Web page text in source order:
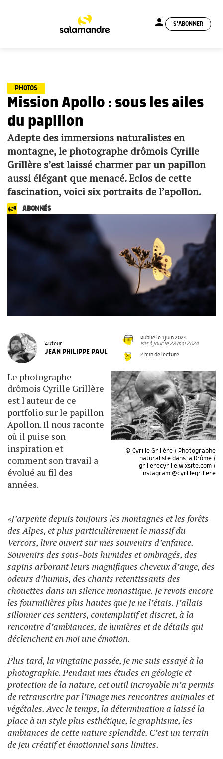
person S'ABONNER
PHOTOS
Mission Apollo : sous les ailes
du papillon
Adepte des immersions naturalistes en
montagne, le photographe drômois Cyrille
Grillère s’est laissé charmer par un papillon
aussi élégant que menacé. Eclos de cette
fascination, voici six portraits de l’apollon.
ABONNÉS
Auteur
JEAN PHILIPPE PAUL
Publié le 1 juin 2024
Mis à jour le 28 mai 2024
2 min de lecture
© Cyrille Grillère / Photographe
naturaliste dans la Drôme /
grillerecyrille.wixsite.com /
Instagram @cyrillegrillere
Le photographe
drômois Cyrille Grillère
est l'auteur de ce
portfolio sur le papillon
Apollon. Il nous raconte
où il puise son
inspiration et
comment son travail a
évolué au fil des
années.
«J’arpente depuis toujours les montagnes et les forêts
des Alpes, et plus particulièrement le massif du
Vercors, livre ouvert sur mes souvenirs d’enfance.
Souvenirs des sous-bois humides et ombragés, des
sapins arborant leurs magnifiques cheveux d’ange, des
odeurs d’humus, des chants retentissants des
chouettes dans un silence monastique. Je revois encore
les fourmilières plus hautes que je ne l’étais. J’allais
sillonner ces sentiers, contemplatif et discret, à la
rencontre d’ambiances, de lumières et de détails qui
déclenchent en moi une émotion.
Plus tard, la vingtaine passée, je me suis essayé à la
photographie. Pendant mes études en géologie et
protection de la nature, cet outil incroyable m’a permis
de retranscrire par l’image mes rencontres animales et
végétales. Avec le temps, la détermination a laissé la
place à un style plus esthétique, le graphisme, les
ambiances de cette nature splendide. C’est un terrain
de jeu créatif et émotionnel sans limites.